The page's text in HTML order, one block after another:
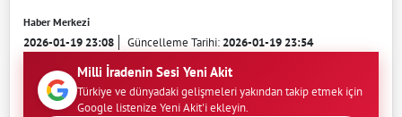
Haber Merkezi
2026-01-19 23:08 Güncelleme Tarihi:2026-01-19 23:54
Milli İradenin Sesi Yeni Akit
Türkiye ve dünyadaki gelişmeleri yakından takip etmek için
Google listenize Yeni Akit'i ekleyin.